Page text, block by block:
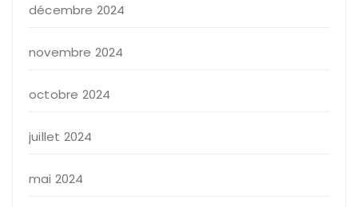
décembre 2024
novembre 2024
octobre 2024
juillet 2024
mai 2024